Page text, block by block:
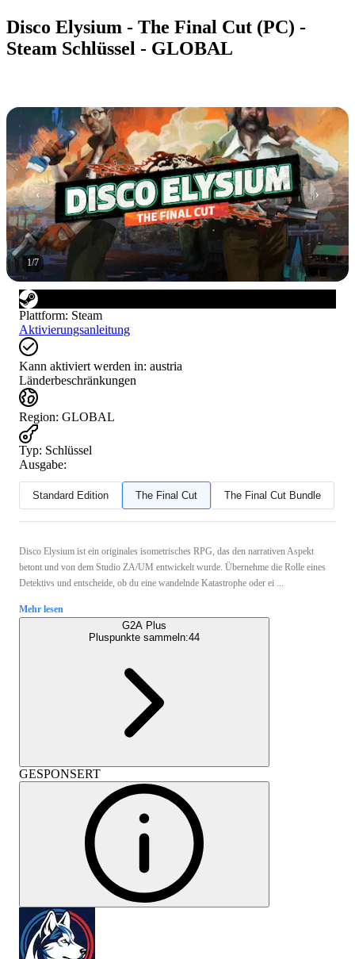
Disco Elysium - The Final Cut (PC) -
Steam Schlüssel - GLOBAL
1/7
Plattform: Steam
Aktivierungsanleitung
Kann aktiviert werden in: austria
Länderbeschränkungen
Region: GLOBAL
Typ: Schlüssel
Ausgabe:
Standard Edition The Final Cut The Final Cut Bundle
Disco Elysium ist ein originales isometrisches RPG, das den narrativen Aspekt
betont und von dem Studio ZA/UM entwickelt wurde. Übernehme die Rolle eines
Detektivs und entscheide, ob du eine wandelnde Katastrophe oder ei ...
Mehr lesen
G2A Plus
Pluspunkte sammeln:44
GESPONSERT